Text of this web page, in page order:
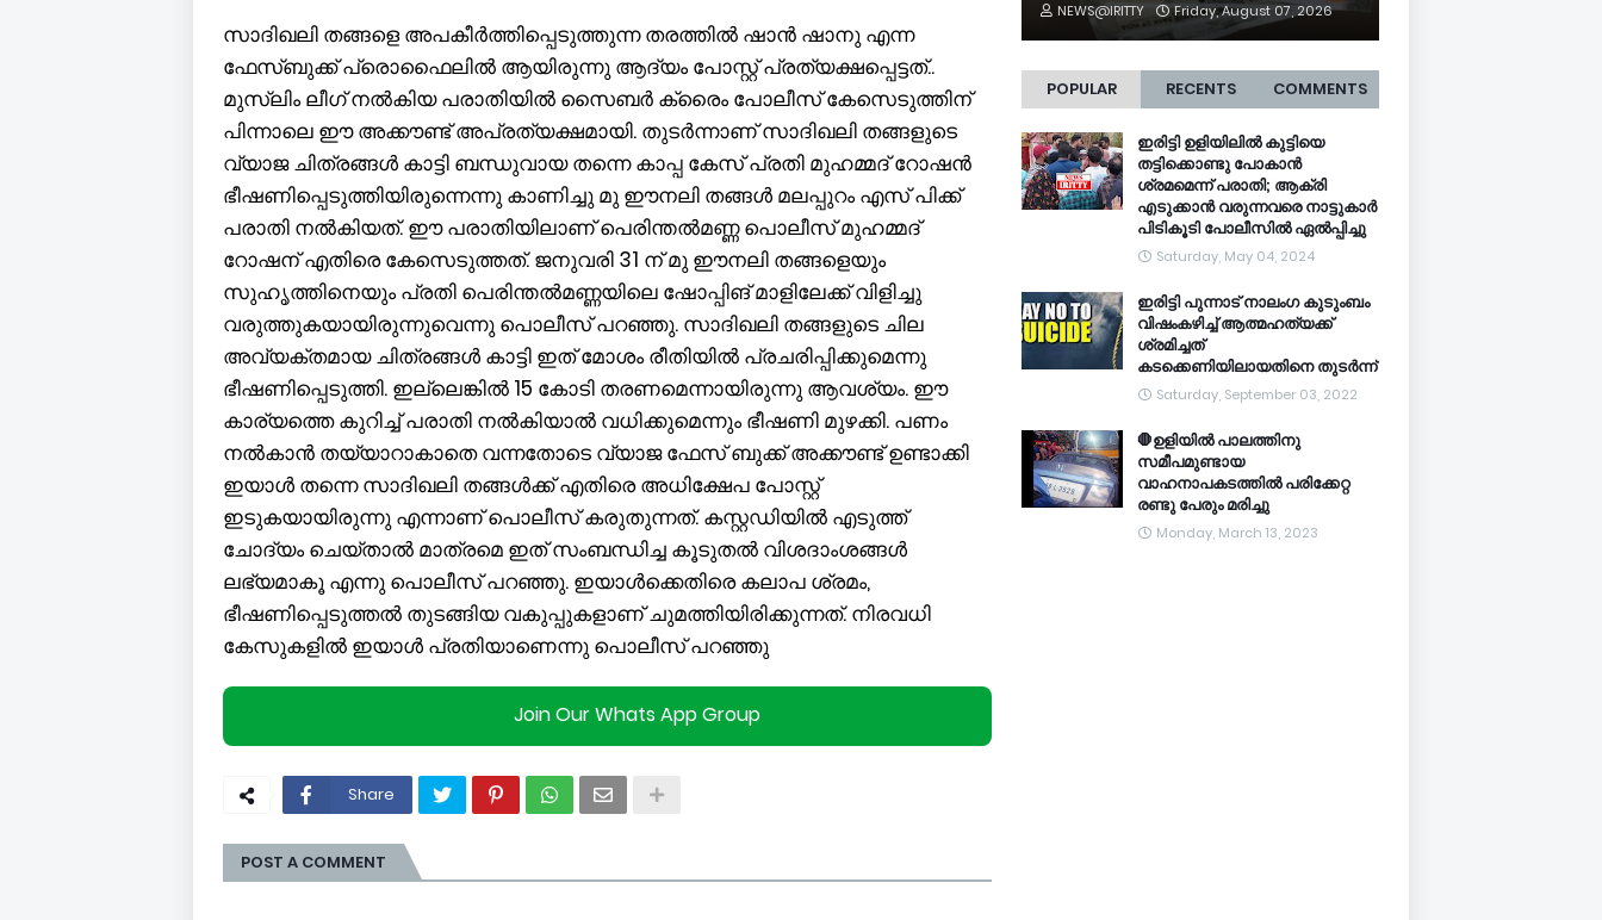
സാദിഖലി തങ്ങളെ അപകീർത്തിപ്പെടുത്തുന്ന തരത്തിൽ ഷാൻ ഷാനു എന്ന
ഫേസ്ബുക്ക്‌ പ്രൊഫൈലിൽ ആയിരുന്നു ആദ്യം പോസ്റ്റ്‌ പ്രത്യക്ഷപ്പെട്ടത്..
മുസ്ലിം ലീഗ് നൽകിയ പരാതിയിൽ സൈബർ ക്രൈം പോലീസ് കേസെടുത്തിന്
പിന്നാലെ ഈ അക്കൗണ്ട് അപ്രത്യക്ഷമായി. തുടർന്നാണ് സാദിഖലി തങ്ങളുടെ
വ്യാജ ചിത്രങ്ങൾ കാട്ടി ബന്ധുവായ തന്നെ കാപ്പ കേസ് പ്രതി മുഹമ്മദ്‌ റോഷൻ
ഭീഷണിപ്പെടുത്തിയിരുന്നെന്നു കാണിച്ചു മു ഈനലി തങ്ങൾ മലപ്പുറം എസ് പിക്ക്
പരാതി നൽകിയത്. ഈ പരാതിയിലാണ് പെരിന്തൽമണ്ണ പൊലീസ് മുഹമ്മദ്
റോഷന് എതിരെ കേസെടുത്തത്. ജനുവരി 31 ന് മു ഈനലി തങ്ങളെയും
സുഹൃത്തിനെയും പ്രതി പെരിന്തൽമണ്ണയിലെ ഷോപ്പിങ് മാളിലേക്ക് വിളിച്ചു
വരുത്തുകയായിരുന്നുവെന്നു പൊലീസ് പറഞ്ഞു. സാദിഖലി തങ്ങളുടെ ചില
അവ്യക്തമായ ചിത്രങ്ങൾ കാട്ടി ഇത് മോശം രീതിയിൽ പ്രചരിപ്പിക്കുമെന്നു
ഭീഷണിപ്പെടുത്തി. ഇല്ലെങ്കിൽ 15 കോടി തരണമെന്നായിരുന്നു ആവശ്യം. ഈ
കാര്യത്തെ കുറിച്ച് പരാതി നൽകിയാൽ വധിക്കുമെന്നും ഭീഷണി മുഴക്കി. പണം
നൽകാൻ തയ്യാറാകാതെ വന്നതോടെ വ്യാജ ഫേസ് ബുക്ക്‌ അക്കൗണ്ട് ഉണ്ടാക്കി
ഇയാൾ തന്നെ സാദിഖലി തങ്ങൾക്ക് എതിരെ അധിക്ഷേപ പോസ്റ്റ്‌
ഇടുകയായിരുന്നു എന്നാണ് പൊലീസ് കരുതുന്നത്. കസ്റ്റഡിയിൽ എടുത്ത്
ചോദ്യം ചെയ്താൽ മാത്രമെ ഇത് സംബന്ധിച്ച കൂടുതൽ വിശദാംശങ്ങൾ
ലഭ്യമാകൂ എന്നു പൊലീസ് പറഞ്ഞു. ഇയാൾക്കെതിരെ കലാപ ശ്രമം,
ഭീഷണിപ്പെടുത്തൽ തുടങ്ങിയ വകുപ്പുകളാണ് ചുമത്തിയിരിക്കുന്നത്. നിരവധി
കേസുകളിൽ ഇയാൾ പ്രതിയാണെന്നു പൊലീസ് പറഞ്ഞു
Join Our Whats App Group
Share
POST A COMMENT
NEWS@IRITTY Friday, August 07, 2026
POPULAR RECENTS COMMENTS
ഇരിട്ടി ഉളിയിലിൽ കുട്ടിയെ
തട്ടിക്കൊണ്ടു പോകാൻ
ശ്രമമെന്ന് പരാതി; ആക്രി
എടുക്കാൻ വരുന്നവരെ നാട്ടുകാർ
പിടികൂടി പോലീസിൽ ഏൽപ്പിച്ചു
Saturday, May 04, 2024
ഇരിട്ടി പുന്നാട് നാലംഗ കുടുംബം
വിഷംകഴിച്ച്‌ ആത്മഹത്യക്ക്
ശ്രമിച്ചത്
കടക്കെണിയിലായതിനെ തുടർന്ന്
Saturday, September 03, 2022
🛑ഉളിയിൽ പാലത്തിനു
സമീപമുണ്ടായ
വാഹനാപകടത്തിൽ പരിക്കേറ്റ
രണ്ടു പേരും മരിച്ചു
Monday, March 13, 2023